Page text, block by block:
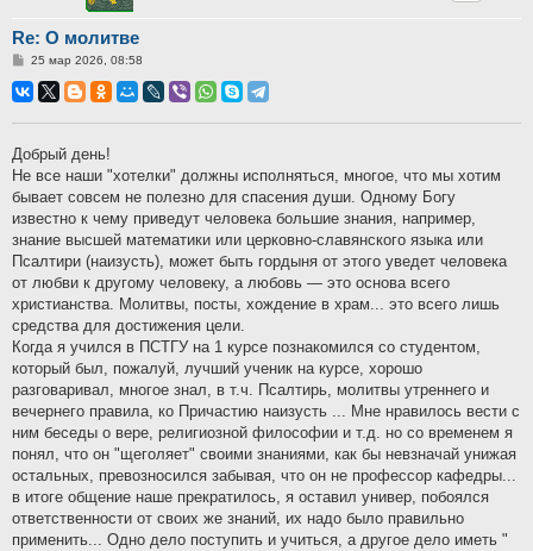
Re: О молитве
Сообщение
25 мар 2026, 08:58
Добрый день!
Не все наши "хотелки" должны исполняться, многое, что мы хотим
бывает совсем не полезно для спасения души. Одному Богу
известно к чему приведут человека большие знания, например,
знание высшей математики или церковно-славянского языка или
Псалтири (наизусть), может быть гордыня от этого уведет человека
от любви к другому человеку, а любовь — это основа всего
христианства. Молитвы, посты, хождение в храм... это всего лишь
средства для достижения цели.
Когда я учился в ПСТГУ на 1 курсе познакомился со студентом,
который был, пожалуй, лучший ученик на курсе, хорошо
разговаривал, многое знал, в т.ч. Псалтирь, молитвы утреннего и
вечернего правила, ко Причастию наизусть ... Мне нравилось вести с
ним беседы о вере, религиозной философии и т.д. но со временем я
понял, что он "щеголяет" своими знаниями, как бы невзначай унижая
остальных, превозносился забывая, что он не профессор кафедры...
в итоге общение наше прекратилось, я оставил универ, побоялся
ответственности от своих же знаний, их надо было правильно
применить... Одно дело поступить и учиться, а другое дело иметь "